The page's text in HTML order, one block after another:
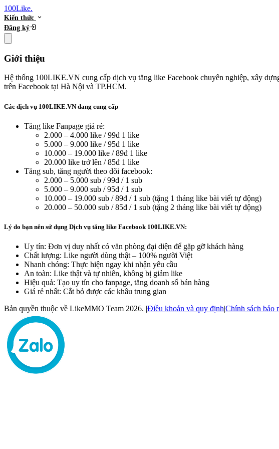
100Like.
Kiến thức
Đăng ký
Giới thiệu
Hệ thống 100LIKE.VN cung cấp dịch vụ tăng like Facebook chuyên nghiệp, xây
trên Facebook tại Hà Nội và TP.HCM.
Các dịch vụ 100LIKE.VN đang cung cấp
Tăng like Fanpage giá rẻ:
2.000 – 4.000 like / 99đ 1 like
5.000 – 9.000 like / 95đ 1 like
10.000 – 19.000 like / 89đ 1 like
20.000 like trở lên / 85đ 1 like
Tăng sub, tăng người theo dõi facebook:
2.000 – 5.000 sub / 99đ / 1 sub
5.000 – 9.000 sub / 95đ / 1 sub
10.000 – 19.000 sub / 89đ / 1 sub (tặng 1 tháng like bài viết tự động)
20.000 – 50.000 sub / 85đ / 1 sub (tặng 2 tháng like bài viết tự động)
Lý do bạn nên sử dụng Dịch vụ tăng like Facebook 100LIKE.VN:
Uy tín: Đơn vị duy nhất có văn phòng đại diện để gặp gỡ khách hàng
Chất lượng: Like người dùng thật – 100% người Việt
Nhanh chóng: Thực hiện ngay khi nhận yêu cầu
An toàn: Like thật và tự nhiên, không bị giảm like
Hiệu quả: Tạo uy tín cho fanpage, tăng doanh số bán hàng
Giá rẻ nhất: Cắt bỏ được các khâu trung gian
Bản quyền thuộc về LikeMMO Team 2026. |Điều khoản và quy định|Chính sách bảo